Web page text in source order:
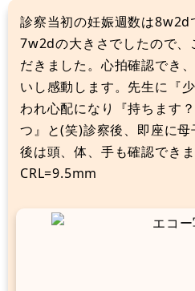
診察当初の妊娠週数は8w2d
7w2dの大きさでしたので、
だきました。心拍確認でき
いし感動します。先生に『
われ心配になり『持ちます
つ』と(笑)診察後、即座に
後は頭、体、手も確認できま
CRL=9.5mm